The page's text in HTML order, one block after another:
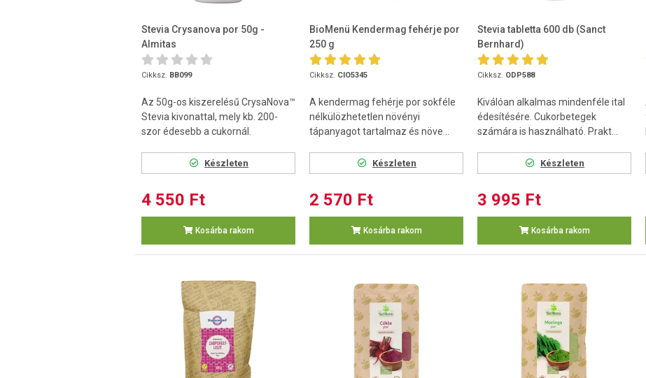
Stevia Crysanova por 50g -
Almitas
Cikksz. BB099
Az 50g-os kiszerelésű CrysaNova™
Stevia kivonattal, mely kb. 200-
szor édesebb a cukornál.
Készleten
4 550 Ft
Kosárba rakom
BioMenü Kendermag fehérje por
250 g
Cikksz. CIO5345
A kendermag fehérje por sokféle
nélkülözhetetlen növényi
tápanyagot tartalmaz és növe...
Készleten
2 570 Ft
Kosárba rakom
Stevia tabletta 600 db (Sanct
Bernhard)
Cikksz. ODP588
Kiválóan alkalmas mindenféle ital
édesítésére. Cukorbetegek
számára is használható. Prakt...
Készleten
3 995 Ft
Kosárba rakom